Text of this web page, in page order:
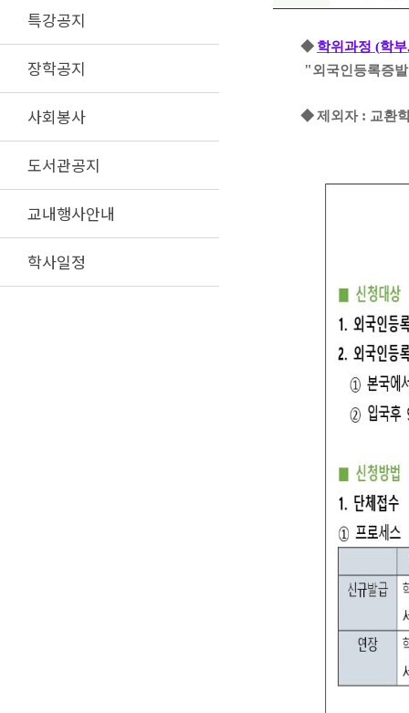
특강공지
장학공지
사회봉사
도서관공지
교내행사안내
학사일정
◆ 학위과정 (학부
"외국인등록증
◆제외자 : 교환